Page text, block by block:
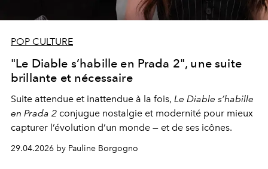
POP CULTURE
"Le Diable s’habille en Prada 2", une suite
brillante et nécessaire
Suite attendue et inattendue à la fois, Le Diable s’habille
en Prada 2 conjugue nostalgie et modernité pour mieux
capturer l’évolution d’un monde — et de ses icônes.
29.04.2026 by Pauline Borgogno